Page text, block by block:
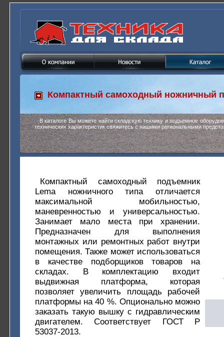
Компактный самоходный ножничный
В каталоге Вы можете найти складскую технику и подъемное
технических характеристик свяжитесь с нашими региональными
Компактный самоходный подъемник
Lema ножничного типа отличается
максимальной мобильностью,
маневренностью и универсальностью.
Занимает мало места при хранении.
Предназначен для выполнения
монтажных или ремонтных работ внутри
помещения. Также может использоваться
в качестве подборщиков товаров на
складах. В комплектацию входит
выдвижная платформа, которая
позволяет увеличить площадь рабочей
платформы на 40 %. Опционально можно
заказать такую вышку с гидравлическим
двигателем. Соответствует ГОСТ Р
53037-2013.